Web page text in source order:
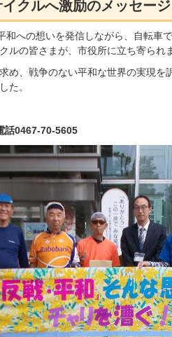
クルへ激励のメッセー
和への想いを発信しながら、自転車
ルの皆さまが、市役所に立ち寄られ
め、戦争のない平和な世界の実現を
た。
話0467-70-5605